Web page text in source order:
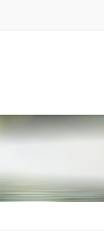
に
移
ョ
ン
移
動